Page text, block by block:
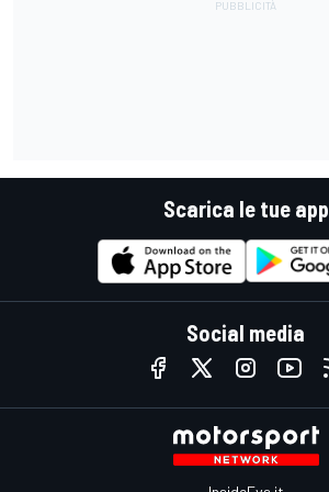
Scarica le tue app
Social media